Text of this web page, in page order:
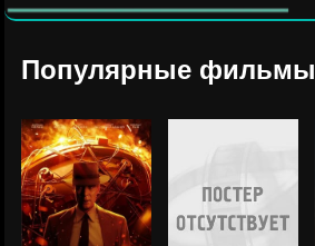
Популярные фильмы